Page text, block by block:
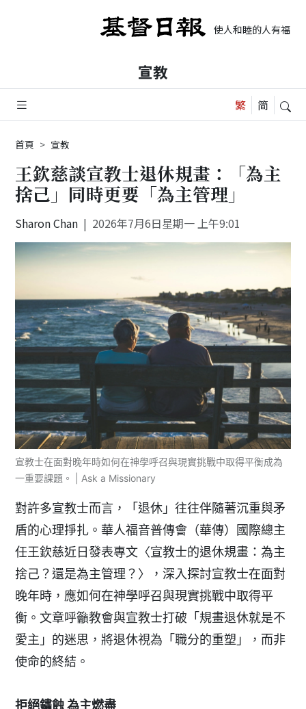
使人和睦的人有福了
宣教
首頁 宣教
王欽慈談宣教士退休規畫：「為主
捨己」同時更要「為主管理」
Sharon Chan 2026年7月6日星期一 上午9:01
宣教士在面對晚年時如何在神學呼召與現實挑戰中取得平衡成為
一重要課題。 | Ask a Missionary
對許多宣教士而言，「退休」往往伴隨著沉重與矛
盾的心理掙扎。華人福音普傳會（華傳）國際總主
任王欽慈近日發表專文〈宣教士的退休規畫：為主
捨己？還是為主管理？〉，深入探討宣教士在面對
晚年時，應如何在神學呼召與現實挑戰中取得平
衡。文章呼籲教會與宣教士打破「規畫退休就是不
愛主」的迷思，將退休視為「職分的重塑」，而非
使命的終結。
拒絕鏽蝕 為主燃盡